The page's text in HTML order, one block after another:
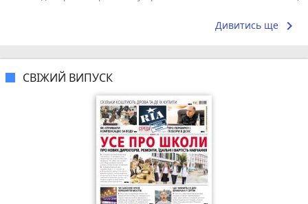
Дивитись ще keyboard_arrow_right
СВІЖИЙ ВИПУСК